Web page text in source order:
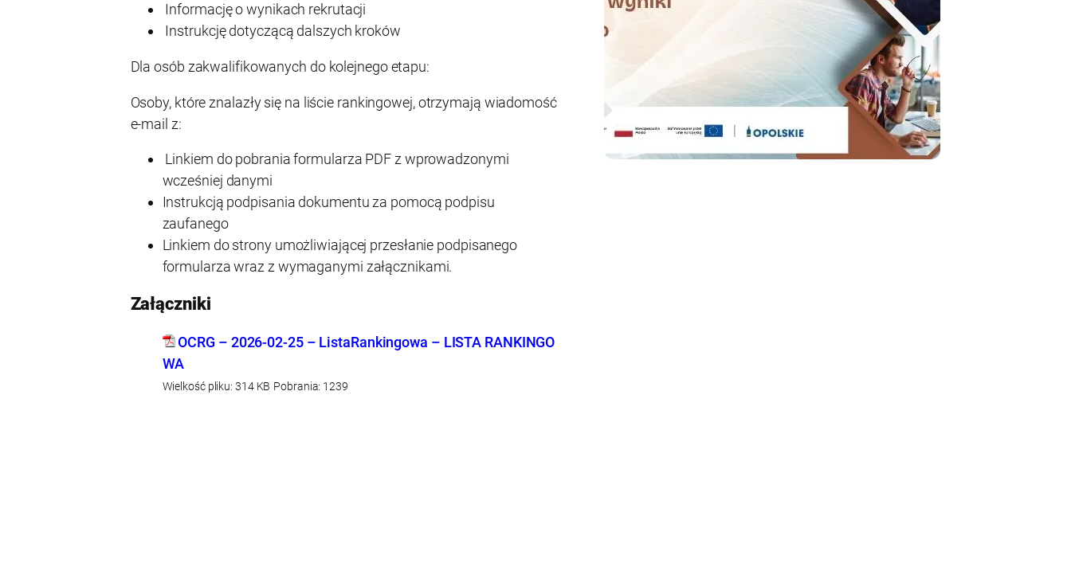
Informację o wynikach rekrutacji
Instrukcję dotyczącą dalszych kroków
Dla osób zakwalifikowanych do kolejnego etapu:
Osoby, które znalazły się na liście rankingowej, otrzymają wiadomość
e-mail z:
Linkiem do pobrania formularza PDF z wprowadzonymi
wcześniej danymi
Instrukcją podpisania dokumentu za pomocą podpisu
zaufanego
Linkiem do strony umożliwiającej przesłanie podpisanego
formularza wraz z wymaganymi załącznikami.
Załączniki
OCRG – 2026-02-25 – ListaRankingowa – LISTA RANKINGO
WA
Wielkość pliku: 314 KB Pobrania: 1239